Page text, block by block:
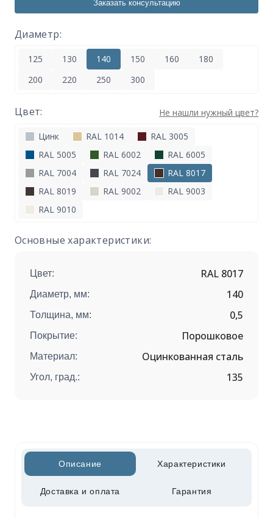
Заказать консультацию
Диаметр:
125 130 140 150 160
180
200
220 250 300
Цвет: Не нашли нужный цвет?
Цинк RAL 1014
RAL 3005
RAL 5005
RAL 6002
RAL 6005
RAL 7004
RAL 7024
RAL 8017
RAL 8019
RAL 9002
RAL 9003
RAL 9010
Основные характеристики:
Цвет: RAL 8017
Диаметр, мм: 140
Толщина, мм: 0,5
Покрытие: Порошковое
Материал: Оцинкованная сталь
Угол, град.: 135
Описание Характеристики
Доставка и оплата Гарантия